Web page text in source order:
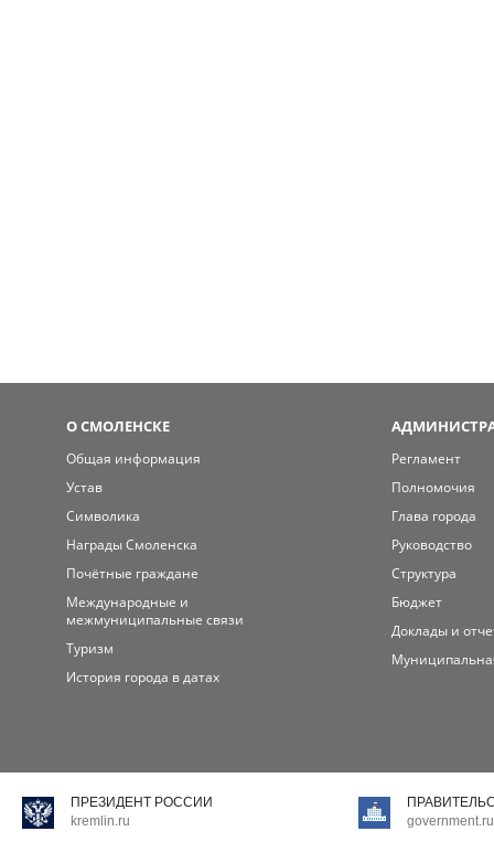
О СМОЛЕНСКЕ
Общая информация
Устав
Символика
Награды Смоленска
Почётные граждане
Международные и
межмуниципальные связи
Туризм
История города в датах
Регламент
Полномочия
Глава города
Руководство
Структура
Бюджет
Доклады и
ПРЕЗИДЕНТ РОССИИ
kremlin.ru
government.ru